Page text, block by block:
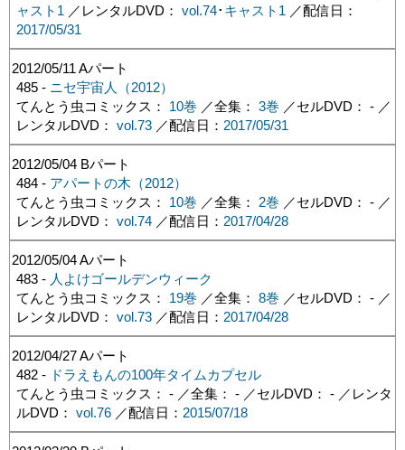
ャスト1 ／レンタルDVD： vol.74･ キャスト1 ／配信日：
2017/05/31
2012/05/11 Aパート
485 - ニセ宇宙人（2012）
てんとう虫コミックス： 10巻 ／全集： 3巻 ／セルDVD： - ／
レンタルDVD： vol.73／配信日： 2017/05/31
2012/05/04 Bパート
484 - アパートの木（2012）
てんとう虫コミックス： 10巻 ／全集： 2巻 ／セルDVD： - ／
レンタルDVD： vol.74／配信日： 2017/04/28
2012/05/04Aパート
483 - 人よけゴールデンウィーク
てんとう虫コミックス： 19巻 ／全集： 8巻 ／セルDVD： - ／
レンタルDVD： vol.73／配信日： 2017/04/28
2012/04/27Aパート
482 - ドラえもんの100年タイムカプセル
てんとう虫コミックス： - ／全集： - ／セルDVD： - ／レンタ
ルDVD： vol.76／配信日： 2015/07/18